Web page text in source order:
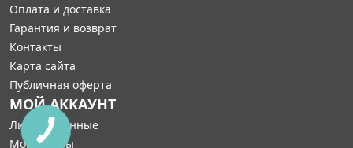
Оплата и доставка
Гарантия и возврат
Контакты
Карта сайта
Публичная оферта
МОЙ АККАУНТ
Личные данные
Мои заказы